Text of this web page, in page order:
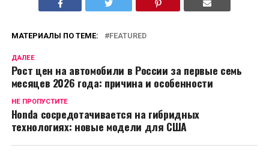
МАТЕРИАЛЫ ПО ТЕМЕ: FEATURED
ДАЛЕЕ
Рост цен на автомобили в России за первые семь
месяцев 2026 года: причина и особенности
НЕ ПРОПУСТИТЕ
Honda сосредотачивается на гибридных
технологиях: новые модели для США